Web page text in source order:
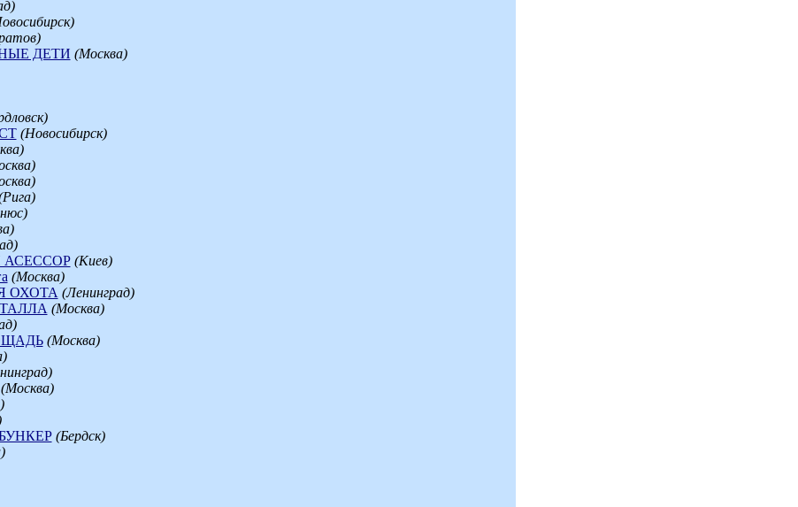
ДЕТИ (Москва)
(Новосибирск)
(Киев)
(Москва)
ОХОТА (Ленинград)
(Москва)
(Москва)
(Москва)
(Бердск)